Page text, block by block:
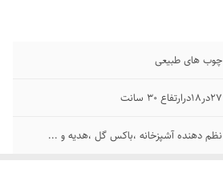
چوب های طبیعی
۲۷در۱۸درارتفاع ۳۰ سانت
نظم دهنده آشپزخانه ،باکس گل ،هدیه و ...